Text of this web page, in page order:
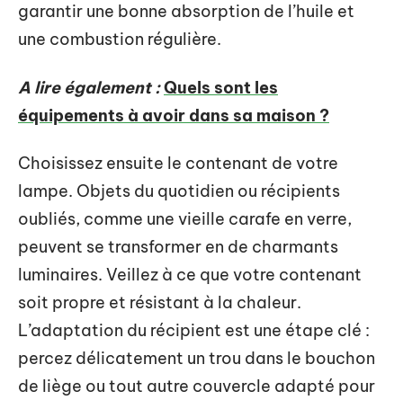
garantir une bonne absorption de l’huile et
une combustion régulière.
A lire également :Quels sont les
équipements à avoir dans sa maison ?
Choisissez ensuite le contenant de votre
lampe. Objets du quotidien ou récipients
oubliés, comme une vieille carafe en verre,
peuvent se transformer en de charmants
luminaires. Veillez à ce que votre contenant
soit propre et résistant à la chaleur.
L’adaptation du récipient est une étape clé :
percez délicatement un trou dans le bouchon
de liège ou tout autre couvercle adapté pour